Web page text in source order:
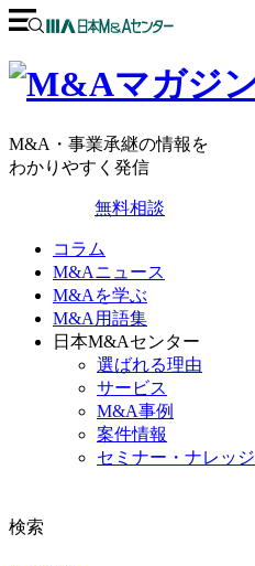
M&A・事業承継の情報を
わかりやすく発信
無料相談
コラム
M&Aニュース
M&Aを学ぶ
M&A用語集
日本M&Aセンター
選ばれる理由
サービス
M&A事例
案件情報
セミナー・ナレッジ
検索